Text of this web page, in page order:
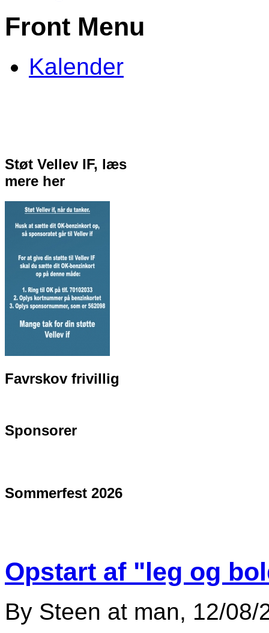
Front Menu
Kalender
Støt Vellev IF, læs
mere her
Favrskov frivillig
Sponsorer
Sommerfest 2026
Opstart af "leg og
By Steen at man, 12/08/